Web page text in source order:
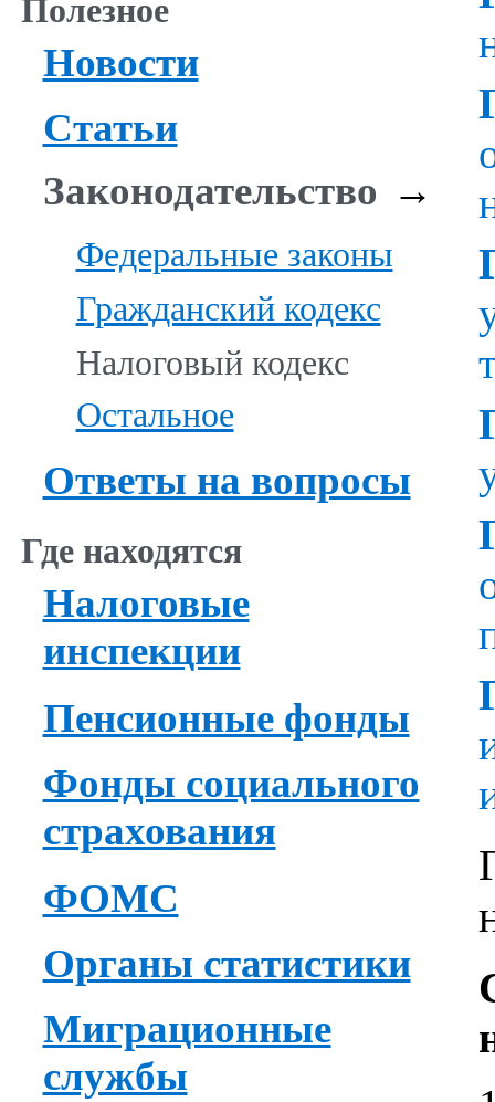
Полезное
Новости
Статьи
Законодательство →
Федеральные законы
Гражданский кодекс
Налоговый кодекс
Остальное
Ответы на вопросы
Где находятся
Налоговые
инспекции
Пенсионные фонды
Фонды социального
страхования
ФОМС
Органы статистики
Миграционные
службы